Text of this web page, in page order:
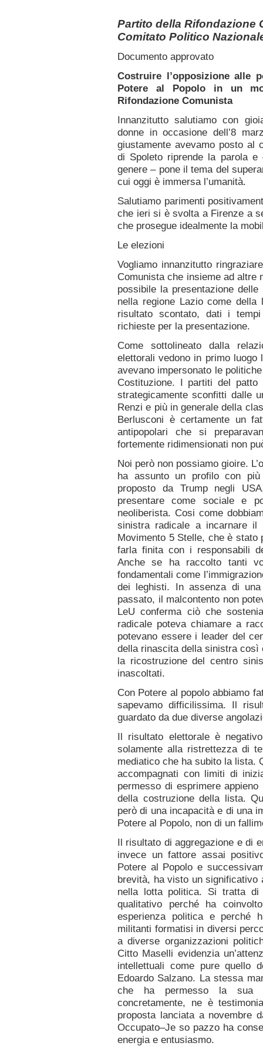
Partito della Rifondazione
Comitato Politico
Documento approvato
Costruire l’opposizione alle
Potere al Popolo in un
Rifondazione Comunista
Innanzitutto salutiamo con
donne in occasione dell’8
giustamente avevamo posto al
di Spoleto riprende la parola
genere – pone il tema del
cui oggi è immersa l’umanità.
Salutiamo parimenti
che ieri si è svolta a Firenze a
che prosegue idealmente la
Le elezioni
Vogliamo innanzitutto
Comunista che insieme ad altre
possibile la presentazione
nella regione Lazio come
risultato scontato, dati i
richieste per la presentazione.
Come sottolineato dalla
elettorali vedono in primo
avevano impersonato le
Costituzione. I partiti del
strategicamente sconfitti dalle
Renzi e più in generale della
Berlusconi è certamente un
antipopolari che si
fortemente ridimensionati non
Noi però non possiamo gioire.
ha assunto un profilo con
proposto da Trump negli
presentare come sociale e
neoliberista. Cosi come
sinistra radicale a incarnare
Movimento 5 Stelle, che è
farla finita con i responsabili
Anche se ha raccolto tanti
fondamentali come
dei leghisti. In assenza di
passato, il malcontento non
LeU conferma ciò che
radicale poteva chiamare a
potevano essere i leader del
della rinascita della sinistra
la ricostruzione del centro
inascoltati.
Con Potere al popolo abbiamo
sapevamo difficilissima. Il
guardato da due diverse
Il risultato elettorale è
solamente alla ristrettezza di
mediatico che ha subito la lista.
accompagnati con limiti di
permesso di esprimere
della costruzione della lista.
però di una incapacità e di una
Potere al Popolo, non di un
Il risultato di aggregazione e di
invece un fattore assai
Potere al Popolo e
brevità, ha visto un significativo
nella lotta politica. Si tratta di
qualitativo perché ha
esperienza politica e perché
militanti formatisi in diversi
a diverse organizzazioni
Citto Maselli evidenzia
intellettuali come pure quello
Edoardo Salzano. La stessa
che ha permesso la sua
concretamente, ne è
proposta lanciata a novembre
Occupato–Je so pazzo ha
energia e entusiasmo.